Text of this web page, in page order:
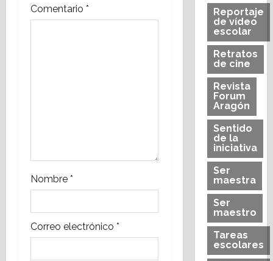
d
a
d
a
s
Comentario *
Nombre *
Correo electrónico *
Reportaje
de vídeo
escolar
Retratos
de cine
Revista
Forum
Aragón
Sentido
de la
iniciativa
Ser
maestra
Ser
maestro
Tareas
escolares